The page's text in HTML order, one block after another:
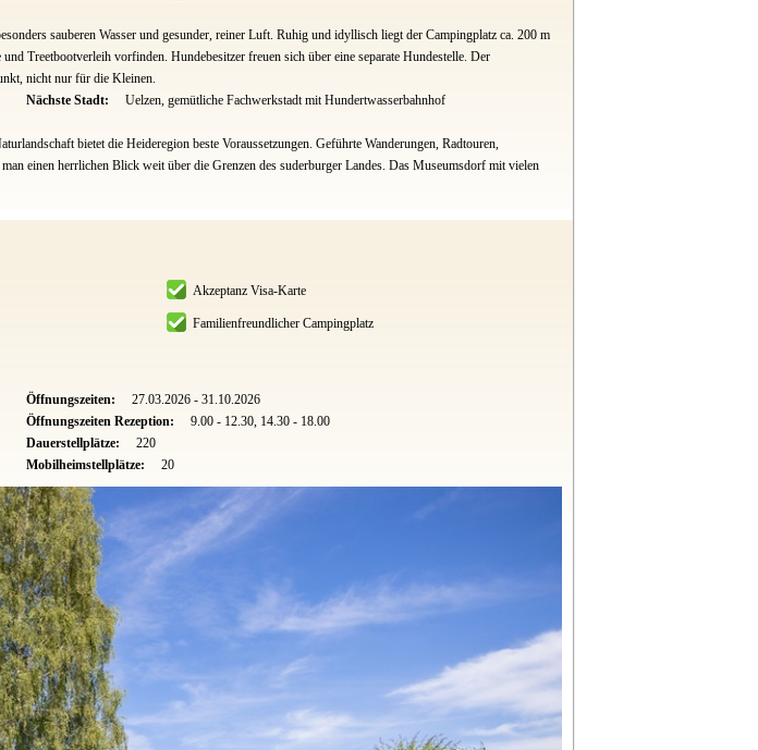
sauberen Wasser und gesunder, reiner Luft. Ruhig und idyllisch liegt der Campingplatz ca. 200 m
Treetbootverleih vorfinden. Hundebesitzer freuen sich über eine separate Hundestelle. Der
nicht nur für die Kleinen.
Nächste Stadt: Uelzen, gemütliche Fachwerkstadt mit Hundertwasserbahnhof
bietet die Heideregion beste Voraussetzungen. Geführte Wanderungen, Radtouren,
einen herrlichen Blick weit über die Grenzen des suderburger Landes. Das Museumsdorf mit vielen
Akzeptanz Visa-Karte
Familienfreundlicher Campingplatz
Öffnungszeiten:
27.03.2026 - 31.10.2026
Öffnungszeiten Rezeption:
9.00 - 12.30, 14.30 - 18.00
Dauerstellplätze:
220
Mobilheimstellplätze: 20